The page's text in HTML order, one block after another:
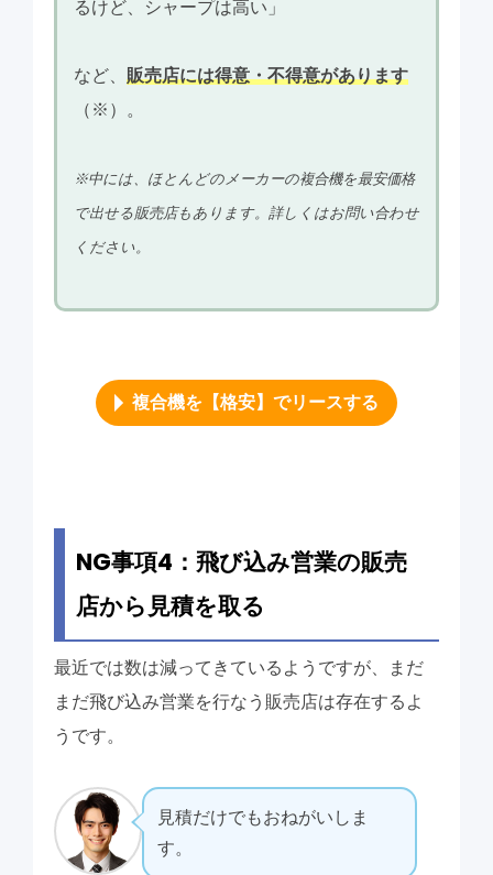
るけど、シャープは高い」
など、 販売店には得意・不得意があります
（※）。
※中には、ほとんどのメーカーの複合機を最安価格
で出せる販売店もあります。詳しくはお問い合わせ
ください。
複合機を【格安】でリースする
NG事項4：飛び込み営業の販売
店から見積を取る
最近では数は減ってきているようですが、まだ
まだ飛び込み営業を行なう販売店は存在するよ
うです。
見積だけでもおねがいしま
す。